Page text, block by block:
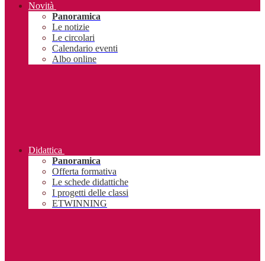
Novità
Panoramica
Le notizie
Le circolari
Calendario eventi
Albo online
Didattica
Panoramica
Offerta formativa
Le schede didattiche
I progetti delle classi
ETWINNING